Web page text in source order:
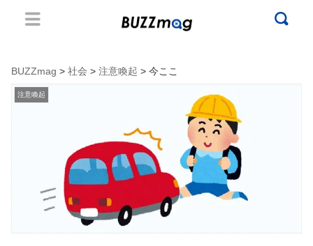
BUZZmag > 社会 > 注意喚起 > 今ここ
注意喚起